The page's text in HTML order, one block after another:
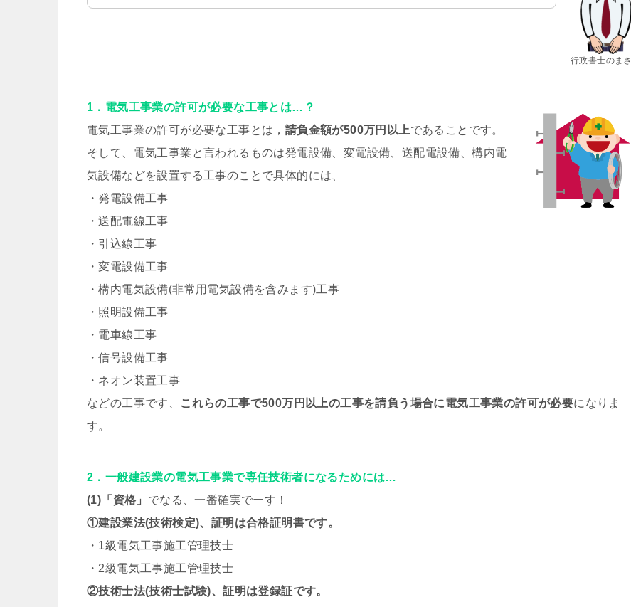
行政書士のまさ
1．電気工事業の許可が必要な工事とは…？
電気工事業の許可が必要な工事とは， 請負金額が500万円以上であることです。
そして、電気工事業と言われるものは発電設備、変電設備、送配電設備、構内電
気設備などを設置する工事のことで具体的には、
・発電設備工事
・送配電線工事
・引込線工事
・変電設備工事
・構内電気設備(非常用電気設備を含みます)工事
・照明設備工事
・電車線工事
・信号設備工事
・ネオン装置工事
などの工事です、
これらの工事で500万円以上の工事を請負う場合に電気工事業の許可が必要になりま
す。
2．一般建設業の電気工事業で専任技術者になるためには…
(1)「資格」 でなる、一番確実でーす！
①建設業法(技術検定)、証明は合格証明書です。
・1級電気工事施工管理技士
・2級電気工事施工管理技士
②技術士法(技術士試験)、証明は登録証です。